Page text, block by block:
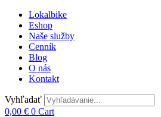
Lokalbike
Eshop
Naše služby
Cenník
Blog
O nás
Kontakt
Vyhľadať
0,00 € 0 Cart